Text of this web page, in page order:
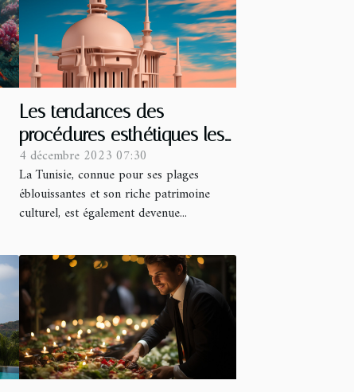
Les tendances des
procédures esthétiques les
plus demandées en Tunisie
4 décembre 2023 07:30
La Tunisie, connue pour ses plages
éblouissantes et son riche patrimoine
culturel, est également devenue...